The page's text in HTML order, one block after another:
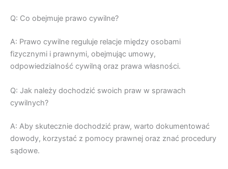
Q: Co obejmuje prawo cywilne?
A: Prawo cywilne reguluje relacje między osobami
fizycznymi i prawnymi, obejmując umowy,
odpowiedzialność cywilną oraz prawa własności.
Q: Jak należy dochodzić swoich praw w sprawach
cywilnych?
A: Aby skutecznie dochodzić praw, warto dokumentować
dowody, korzystać z pomocy prawnej oraz znać procedury
sądowe.